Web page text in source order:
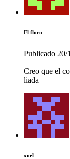
El floro
Publicado 20/
Creo que el
liada
xoel